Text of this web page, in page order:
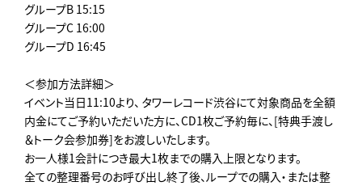
グループB 15:15
グループC 16:00
グループD 16:45
＜参加方法詳細＞
イベント当日11:10より、 タワーレコード渋谷にて対象商品を全額
内金にてご予約いただいた方に、CD1枚ご予約毎に、[特典手渡し
＆トーク会参加券]をお渡しいたします。
お一人様1会計につき最大1枚までの購入上限となります。
全ての整理番号のお呼び出し終了後、ループでの購入・または整